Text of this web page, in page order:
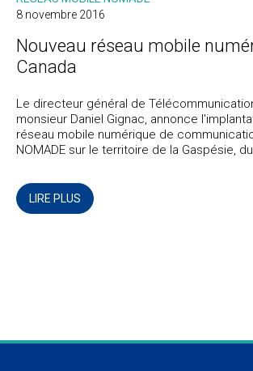
8 novembre 2016
Nouveau réseau mobile
Canada
Le directeur général de
monsieur Daniel Gignac, annonce
réseau mobile numérique de
NOMADE sur le territoire de la Gaspésie,
LIRE PLUS